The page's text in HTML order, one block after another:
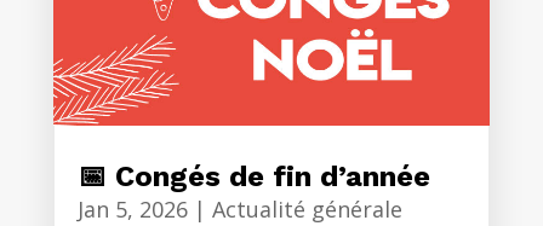
📅 Congés de fin d’année
Jan 5, 2026| Actualité générale